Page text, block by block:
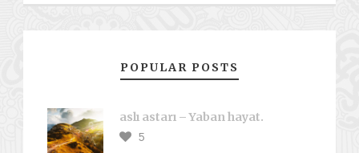
POPULAR POSTS
aslı astarı – Yaban hayat.
5